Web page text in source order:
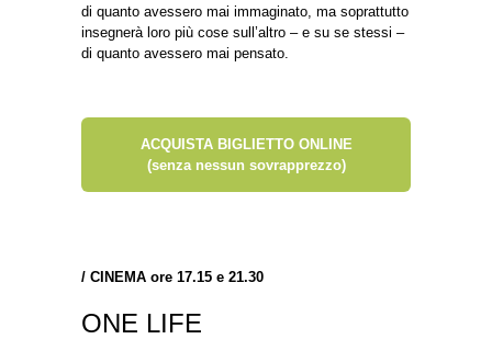
di quanto avessero mai immaginato, ma soprattutto
insegnerà loro più cose sull’altro – e su se stessi –
di quanto avessero mai pensato.
ACQUISTA BIGLIETTO ONLINE
(senza nessun sovrapprezzo)
/ CINEMA ore 17.15 e 21.30
ONE LIFE